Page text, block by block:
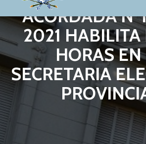
ACORDADA
2021 HABILITA
HORAS
SECRETARIA